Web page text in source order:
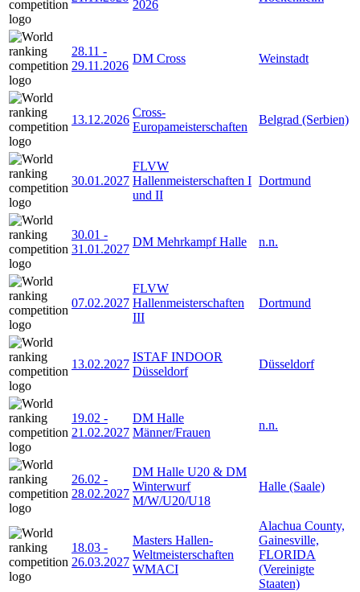
2026
28.11 -
29.11.2026
DM Cross Weinstadt
13.12.2026
Cross-
Europameisterschaften
Belgrad (Serbien)
30.01.2027
FLVW
Hallenmeisterschaften I
und II
Dortmund
30.01 -
31.01.2027
DM Mehrkampf Halle n.n.
07.02.2027
FLVW
Hallenmeisterschaften
III
Dortmund
13.02.2027
ISTAF INDOOR
Düsseldorf
Düsseldorf
19.02 -
21.02.2027
DM Halle
Männer/Frauen
n.n.
26.02 -
28.02.2027
DM Halle U20 & DM
Winterwurf
M/W/U20/U18
Halle (Saale)
18.03 -
26.03.2027
Masters Hallen-
Weltmeisterschaften
WMACI
Alachua County,
Gainesville,
FLORIDA
(Vereinigte
Staaten)